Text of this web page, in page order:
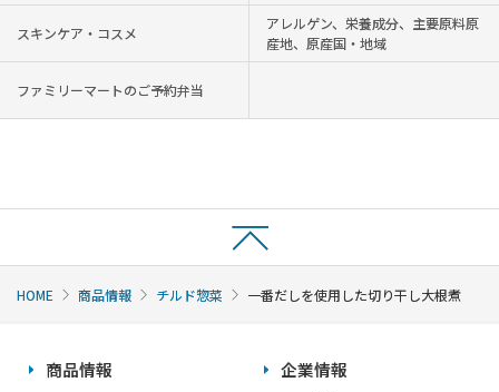
スキンケア・コスメ
アレルゲン、栄養成分、主要原料原
産地、原産国・地域
ファミリーマートのご予約弁当
HOME 商品情報 チルド惣菜 一番だしを使用した切り干し大根煮
商品情報
企業情報